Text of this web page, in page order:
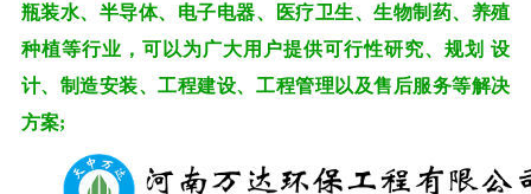
瓶装水、半导体、电子电器、医疗卫生、生物制药、养殖
种植等行业，可以为广大用户提供可行性研究、规划 设
计、制造安装、工程建设、工程管理以及售后服务等解决
方案;